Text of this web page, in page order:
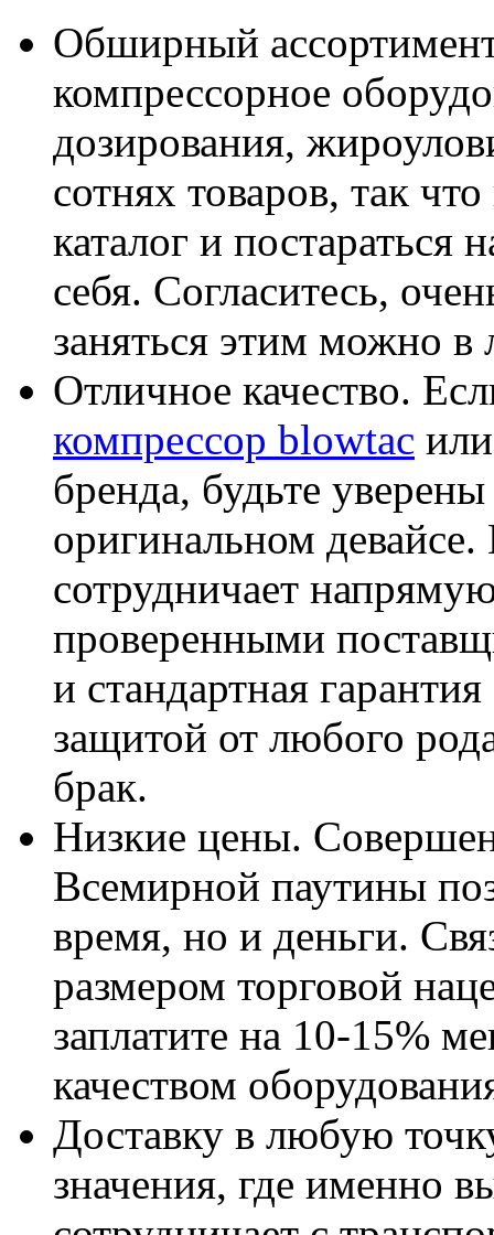
Обширный
компрессорное
дозирования,
сотнях товаров, так
каталог и постараться
себя. Согласитесь,
заняться этим можно
Отличное качество.
компрессор blowtac
бренда, будьте
оригинальном
сотрудничает
проверенными
и стандартная
защитой от любого
брак.
Низкие цены.
Всемирной паутины
время, но и деньги.
размером торговой
заплатите на 10-15%
качеством
Доставку в любую
значения, где именно